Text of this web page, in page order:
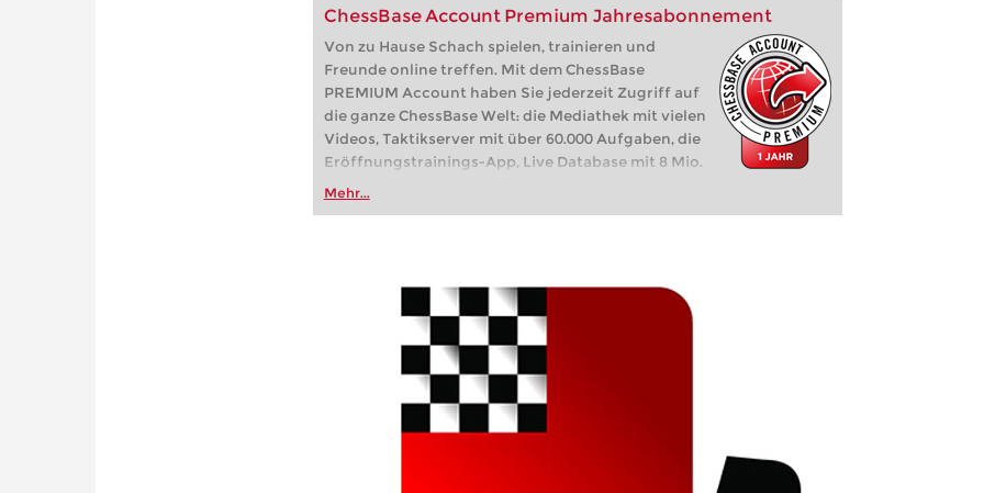
ChessBase Account Premium Jahresabonnement
Von zu Hause Schach spielen, trainieren und
Freunde online treffen. Mit dem ChessBase
PREMIUM Account haben Sie jederzeit Zugriff auf
die ganze ChessBase Welt: die Mediathek mit vielen
Videos, Taktikserver mit über 60.000 Aufgaben, die
Eröffnungstrainings-App, Live Database mit 8 Mio.
Partien, der Online-Fritz, Let's Check,
Mehr...